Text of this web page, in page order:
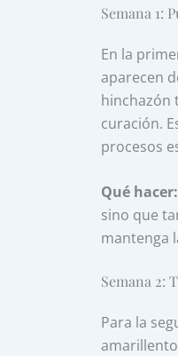
Semana 1:
En la
aparecen
hinchazón
curación.
procesos
Qué hacer:
sino que
mantenga
Semana 2:
Para la